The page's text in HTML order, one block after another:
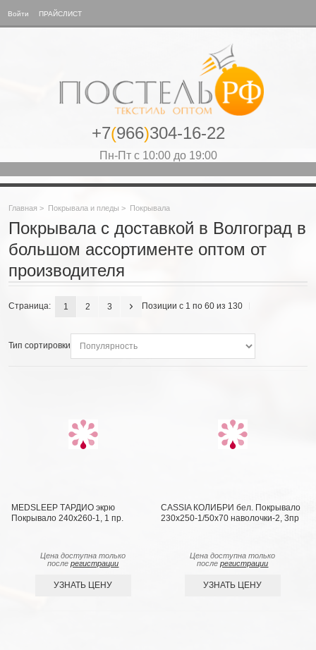
Войти ПРАЙСЛИСТ
+7(966)304-16-22
Пн-Пт с 10:00 до 19:00
Главная > Покрывала и пледы > Покрывала
Покрывала с доставкой в Волгоград в
большом ассортименте оптом от
производителя
Позиции с 1 по 60 из 130
Страница: 1 2 3
Тип сортировки
MEDSLEEP ТАРДИО экрю
Покрывало 240х260-1, 1 пр.
Цена доступна только
послерегистрации
УЗНАТЬ ЦЕНУ
CASSIA КОЛИБРИ бел. Покрывало
230x250-1/50х70 наволочки-2, 3пр
Цена доступна только
послерегистрации
УЗНАТЬ ЦЕНУ